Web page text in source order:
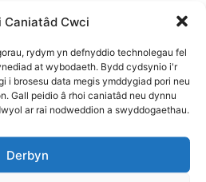
Caniatâd Cwci
rydym yn defnyddio technolegau fel
at wybodaeth. Bydd cydsynio i'r
i brosesu data megis ymddygiad pori neu
Gall peidio â rhoi caniatâd neu dynnu
ar rai nodweddion a swyddogaethau.
Derbyn
ymlyniad y boblogaeth
19
COVID-19 a phetruster
19 mewn cyfleusterau